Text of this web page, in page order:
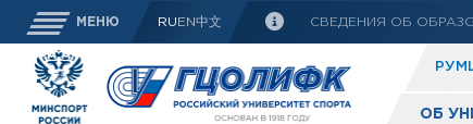
МЕНЮ RU EN中文 СВЕДЕНИЯ ОБ
ОБ